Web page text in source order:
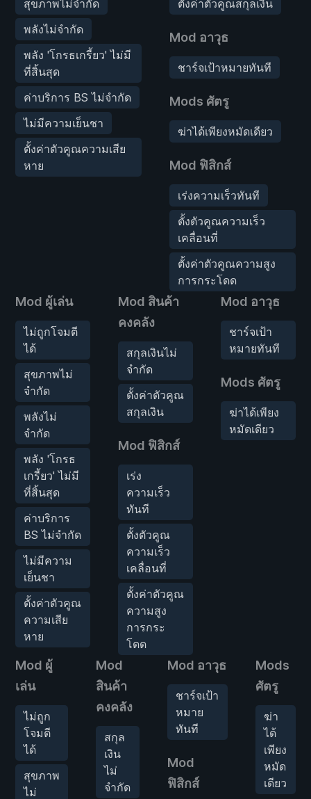
สุขภาพไม่จำกัด
พลังไม่จำกัด
พลัง 'โกรธเกรี้ยว' ไม่มี
ที่สิ้นสุด
ค่าบริการ BS ไม่จำกัด
ไม่มีความเย็นชา
ตั้งค่าตัวคูณความเสีย
หาย
ตั้งค่าตัวคูณสกุลเงิน
Mod อาวุธ
ชาร์จเป้าหมายทันที
Mods ศัตรู
ฆ่าได้เพียงหมัดเดียว
Mod ฟิสิกส์
เร่งความเร็วทันที
ตั้งตัวคูณความเร็ว
เคลื่อนที่
ตั้งค่าตัวคูณความสูง
การกระโดด
Mod ผู้เล่น
ไม่ถูกโจมตี
ได้
สุขภาพไม่
จำกัด
พลังไม่
จำกัด
พลัง 'โกรธ
เกรี้ยว' ไม่มี
ที่สิ้นสุด
ค่าบริการ
BS ไม่จำกัด
ไม่มีความ
เย็นชา
ตั้งค่าตัวคูณ
ความเสีย
หาย
Mod สินค้า
คงคลัง
สกุลเงินไม่
จำกัด
ตั้งค่าตัวคูณ
สกุลเงิน
Mod ฟิสิกส์
เร่ง
ความเร็ว
ทันที
ตั้งตัวคูณ
ความเร็ว
เคลื่อนที่
ตั้งค่าตัวคูณ
ความสูง
การกระ
โดด
Mod อาวุธ
ชาร์จเป้า
หมายทันที
Mods ศัตรู
ฆ่าได้เพียง
หมัดเดียว
Mod ผู้
เล่น
ไม่ถูก
โจมตี
ได้
สุขภาพ
ไม่
Mod
สินค้า
คงคลัง
สกุล
เงิน
ไม่
จำกัด
Mod อาวุธ
ชาร์จเป้า
หมาย
ทันที
Mod
ฟิสิกส์
Mods
ศัตรู
ฆ่า
ได้
เพียง
หมัด
เดียว